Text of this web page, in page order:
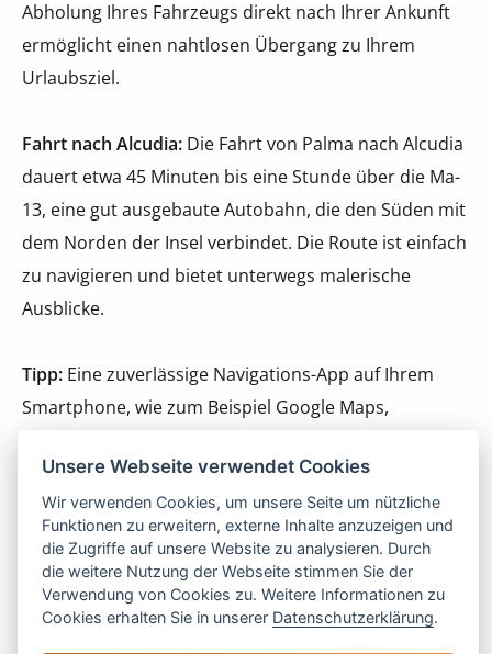
Abholung Ihres Fahrzeugs direkt nach Ihrer Ankunft
ermöglicht einen nahtlosen Übergang zu Ihrem
Urlaubsziel.
Fahrt nach Alcudia: Die Fahrt von Palma nach Alcudia
dauert etwa 45 Minuten bis eine Stunde über die Ma-
13, eine gut ausgebaute Autobahn, die den Süden mit
dem Norden der Insel verbindet. Die Route ist einfach
zu navigieren und bietet unterwegs malerische
Ausblicke.
Tipp: Eine zuverlässige Navigations-App auf Ihrem
Smartphone, wie zum Beispiel Google Maps,
Mit einem Mietwagen haben Sie die Freiheit, Alcudia
und seine Umgebung in Ihrem eigenen Tempo zu
erkunden, von versteckten Buchten bis hin zu
historischen Stätten und malerischen Dörfern.
Unsere Webseite verwendet Cookies
Wir verwenden Cookies, um unsere Seite um nützliche
Funktionen zu erweitern, externe Inhalte anzuzeigen und
die Zugriffe auf unsere Website zu analysieren. Durch
die weitere Nutzung der Webseite stimmen Sie der
Verwendung von Cookies zu. Weitere Informationen zu
Cookies erhalten Sie in unserer Datenschutzerklärung.